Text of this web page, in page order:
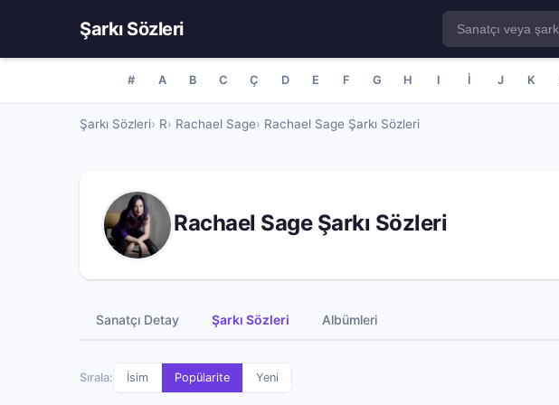
Şarkı Sözleri
# A B C Ç D E F G H I İ J K
Şarkı Sözleri R Rachael Sage Rachael Sage Şarkı Sözleri
Rachael Sage Şarkı Sözleri
Sanatçı Detay Şarkı Sözleri Albümleri
Sırala: İsim Popülarite Yeni